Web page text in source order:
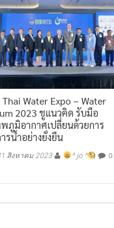
Thai Water Expo – Water
2023 ชูแนวคิด รับมือ
ภูมิอากาศเปลี่ยนด้วยการ
รน้ำอย่างยั่งยืน
สิงหาคม 2023 ^ jo ^ 0